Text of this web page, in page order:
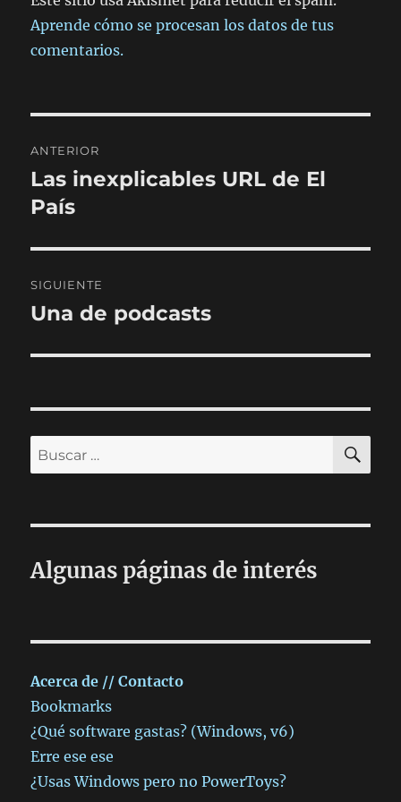
Aprende cómo se procesan los datos de tus
comentarios.
de
entradas
ANTERIOR
Entrada
anterior:
Las inexplicables URL de El
País
SIGUIENTE
Entrada
Una de podcasts
Buscar
por:
Algunas páginas de interés
Acerca de // Contacto
Bookmarks
¿Qué software gastas? (Windows, v6)
Erre ese ese
¿Usas Windows pero no PowerToys?